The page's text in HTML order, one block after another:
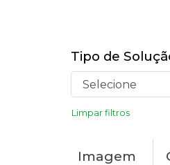
Tipo de
Limpar filtros
Imagem